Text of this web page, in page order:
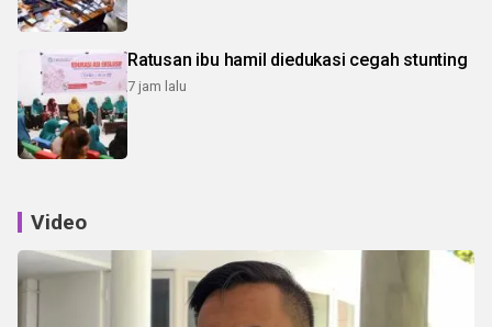
Ratusan ibu hamil diedukasi cegah stunting
7 jam lalu
Video